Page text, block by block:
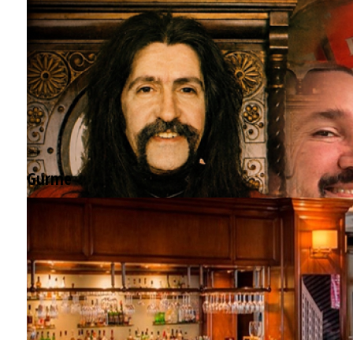
Gurme
EĞLENCE HAYATINA YENİ SOLUK: Gabbro Dream Theatre